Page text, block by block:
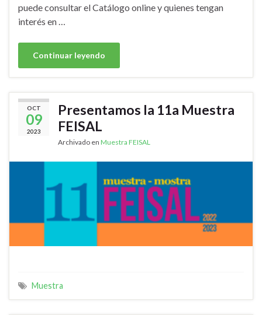
puede consultar el Catálogo online y quienes tengan
interés en …
Continuar leyendo
OCT
09
2023
Presentamos la 11a Muestra
FEISAL
Archivado en Muestra FEISAL
Muestra